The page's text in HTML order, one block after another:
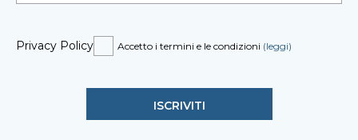
Privacy Policy Accetto i termini e le condizioni (leggi)